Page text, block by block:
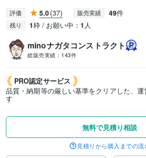
評価 5.0(37) 販売実績 49件
残り 1枠 / お願い中： 1 人
minoナガタコンストラクト
総販売実績： 143件
PRO認定サービス
品質・納期等の厳しい基準をクリアした、
す
無料で見積り相談
見積りから購入までの流